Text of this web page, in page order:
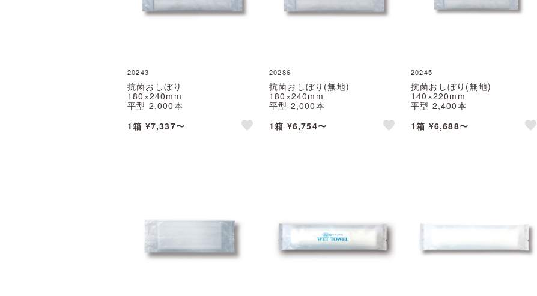
20243
抗菌おしぼり
180×240mm
平型 2,000本
※北海道・沖縄・離島 送料別途
※個人宅配送不可 (尚美堂/フジ
1箱 ¥7,337〜
20286
抗菌おしぼり(無地)
180×240mm
平型 2,000本
※北海道・沖縄・離島 送料別途
※個人宅配送不可 (尚美堂/フジ
1箱 ¥6,754〜
20245
抗菌おしぼり(無地)
140×220mm
平型 2,400本
※北海道・沖縄・離島 送料別途
※個人宅配送不可 (尚美堂/フジ
1箱 ¥6,688〜